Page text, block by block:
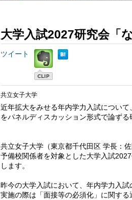
大学入試2027研究会「
ツイート
共立女子大学
近年拡大をみせる年内学力入試につい
をパネルディスカッション形式で論ずる
共立女子大学（東京都千代田区 学長：
予備校関係者を対象とした大学入試
します。
昨今の大学入試において、年内学力入
実施の際は「面接等の必須化」に関す